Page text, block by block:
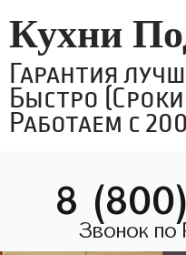
Кухни
Гарантия
Быстро
Работаем с
8
Звонок по